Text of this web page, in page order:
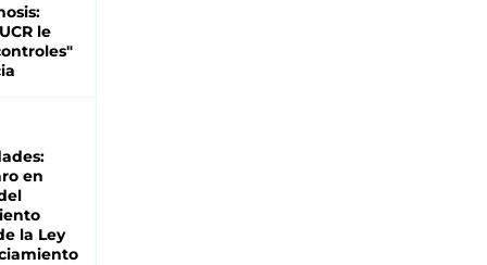
le
en
la Ley